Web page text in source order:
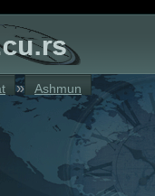
» Ashmun